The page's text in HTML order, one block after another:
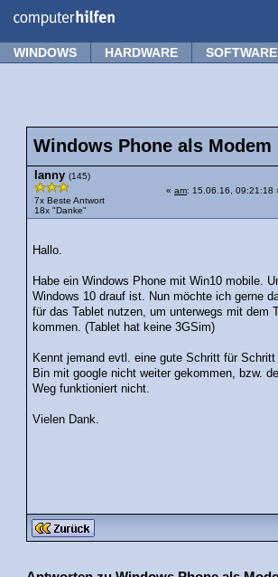
WINDOWS HARDWARE SOFTWARE
Windows Phone als Modem
lanny (145)
7x Beste Antwort
18x "Danke"
« am: 15.06.16, 09:21:18
Hallo.
Habe ein Windows Phone mit Win10 mobile.
Windows 10 drauf ist. Nun möchte ich gerne
für das Tablet nutzen, um unterwegs mit dem
kommen. (Tablet hat keine 3GSim)
Kennt jemand evtl. eine gute Schritt für Schritt
Bin mit google nicht weiter gekommen, bzw.
Weg funktioniert nicht.
Vielen Dank.